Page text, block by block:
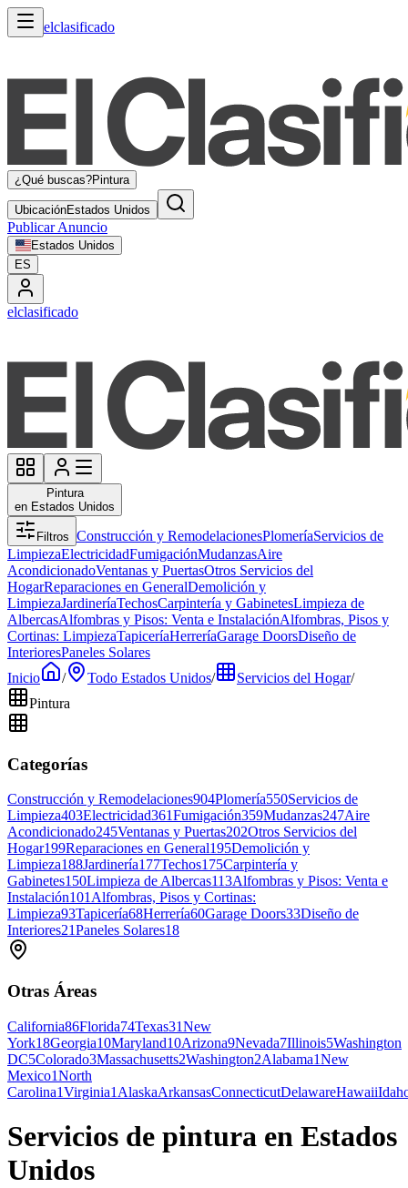
elclasificado
¿Qué buscas?Pintura
UbicaciónEstados Unidos
Publicar Anuncio
Estados Unidos
ES
elclasificado
Pintura
en Estados Unidos
Filtros Construcción y RemodelacionesPlomeríaServicios de
LimpiezaElectricidadFumigaciónMudanzasAire
AcondicionadoVentanas y PuertasOtros Servicios del
HogarReparaciones en GeneralDemolición y
LimpiezaJardineríaTechosCarpintería y GabinetesLimpieza de
AlbercasAlfombras y Pisos: Venta e InstalaciónAlfombras, Pisos y
Cortinas: LimpiezaTapiceríaHerreríaGarage DoorsDiseño de
InterioresPaneles Solares
Inicio
/ Todo Estados Unidos/ Servicios del Hogar/
Pintura
Categorías
Construcción y Remodelaciones904Plomería550Servicios de
Limpieza403Electricidad361Fumigación359Mudanzas247Aire
Acondicionado245Ventanas y Puertas202Otros Servicios del
Hogar199Reparaciones en General195Demolición y
Limpieza188Jardinería177Techos175Carpintería y
Gabinetes150Limpieza de Albercas113Alfombras y Pisos: Venta e
Instalación101Alfombras, Pisos y Cortinas:
Limpieza93Tapicería68Herrería60Garage Doors33Diseño de
Interiores21Paneles Solares18
Otras Áreas
California86Florida74Texas31New
York18Georgia10Maryland10Arizona9Nevada7Illinois5Washington
DC5Colorado3Massachusetts2Washington2Alabama1New
Mexico1North
Carolina1Virginia1 AlaskaArkansasConnecticutDelawareHawaii
Servicios de pintura en Estados
Unidos